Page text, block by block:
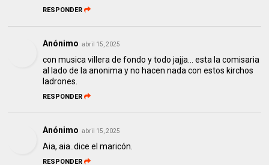
RESPONDER
Anónimo abril 15, 2025
con musica villera de fondo y todo jajja... esta la comisaria
al lado de la anonima y no hacen nada con estos kirchos
ladrones.
RESPONDER
Anónimo abril 15, 2025
Aia, aia..dice el maricón.
RESPONDER